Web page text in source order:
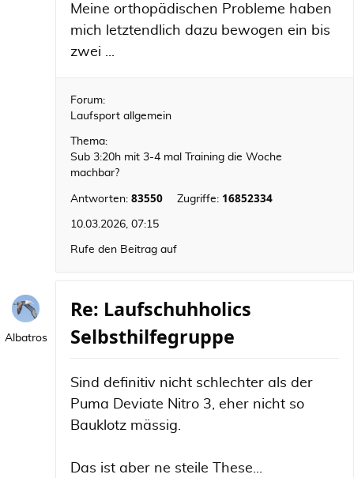
Meine orthopädischen Probleme haben
mich letztendlich dazu bewogen ein bis
zwei ...
Forum:
Laufsport allgemein
Thema:
Sub 3:20h mit 3-4 mal Training die Woche
machbar?
Antworten: 83550 Zugriffe: 16852334
10.03.2026, 07:15
Rufe den Beitrag auf
Albatros
Re: Laufschuhholics
Selbsthilfegruppe
Sind definitiv nicht schlechter als der
Puma Deviate Nitro 3, eher nicht so
Bauklotz mässig.
Das ist aber ne steile These...